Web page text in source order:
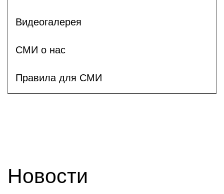
Видеогалерея
СМИ о нас
Правила для СМИ
Новости